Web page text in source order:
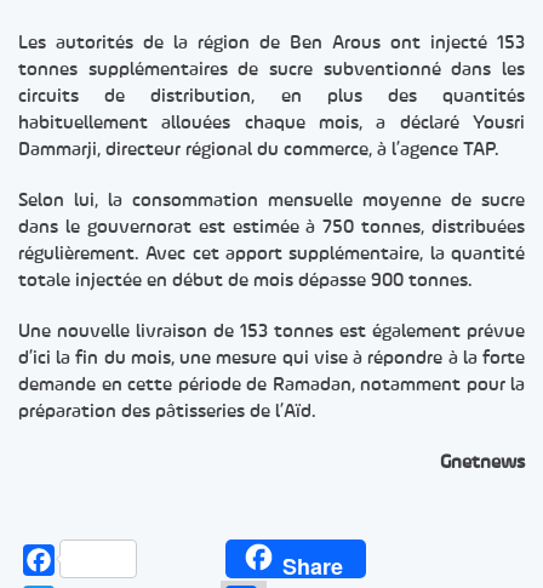
Les autorités de la région de Ben Arous ont injecté 153
tonnes supplémentaires de sucre subventionné dans les
circuits de distribution, en plus des quantités
habituellement allouées chaque mois, a déclaré Yousri
Dammarji, directeur régional du commerce, à l’agence TAP.
Selon lui, la consommation mensuelle moyenne de sucre
dans le gouvernorat est estimée à 750 tonnes, distribuées
régulièrement. Avec cet apport supplémentaire, la quantité
totale injectée en début de mois dépasse 900 tonnes.
Une nouvelle livraison de 153 tonnes est également prévue
d’ici la fin du mois, une mesure qui vise à répondre à la forte
demande en cette période de Ramadan, notamment pour la
préparation des pâtisseries de l’Aïd.
Gnetnews
Facebook Share